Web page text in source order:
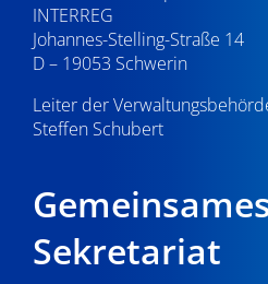
INTERREG
Johannes-Stelling-Straße 14
D – 19053 Schwerin
Leiter der
Steffen Schubert
Sekretariat